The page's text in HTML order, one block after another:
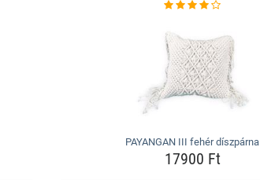
PAYANGAN III fehér díszpárna
17900 Ft